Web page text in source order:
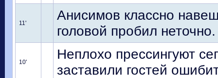
11'
Анисимов классно
головой пробил неточно.
10'
Неплохо прессингуют
заставили гостей